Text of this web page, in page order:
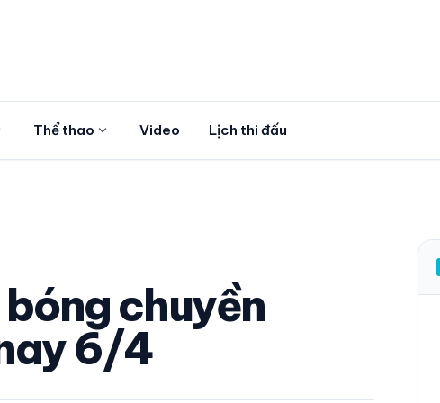
Thể thao expand_more Video Lịch thi đấu
chuyền
6/4